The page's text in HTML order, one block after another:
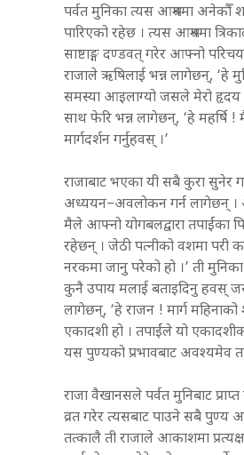
पर्वत मुनिका त्यस आश्रममा अनेकौँ
पारिएको रहेछ । त्यस आश्रममा
साष्टाङ्ग दण्डवत् गरेर आफ्नो
राजाले ऋषिलाई भन्न लागेछन्, ‘हे
समस्या आइलाग्यो जसले मेरो हृदय
साथ फेरि भन्न लागेछन्, ‘हे महर्षि
मार्गदर्शन गर्नुहवस् ।’
राजाबाट भएका यी सबै कुरा सुनेर
अध्ययन–अवलोकन गर्न लागेछन् ।
मैले आफ्नो योगबलद्वारा तपाईंका
रहेछन् । जेठी पत्नीको वशमा परी
नरकमा जानु परेको हो ।’ ती
कुनै उपाय मलाई बताइदिनु हवस्
लागेछन्, ‘हे राजन ! मार्ग
एकादशी हो । तपाईंले यो
यस पुण्यको प्रभावबाट अवश्यमेव
राजा वैखानसले पर्वत मुनिबाट
व्रत गरेर त्यसबाट पाउने सबै पुण्य
तत्कालै ती राजाले आकाशमा